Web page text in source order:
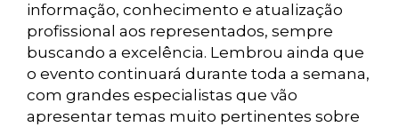
informação, conhecimento e atualização
profissional aos representados, sempre
buscando a excelência. Lembrou ainda que
o evento continuará durante toda a semana,
com grandes especialistas que vão
apresentar temas muito pertinentes sobre